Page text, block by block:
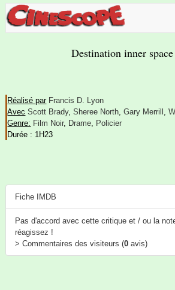
Destination inner
Réalisé par Francis D. Lyon
Avec Scott Brady,Sheree North,Gary Merrill ,
Genre: Film Noir, Drame, Policier
Durée : 1H23
Fiche IMDB
Pas d'accord avec cette critique et / ou la
réagissez !
> Commentaires des visiteurs (0 avis)